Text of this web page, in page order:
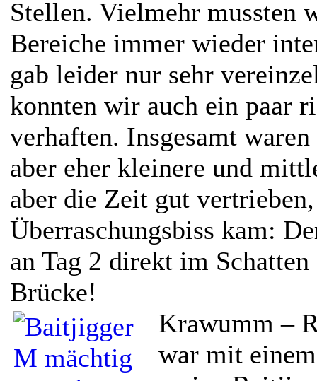
Stellen. Vielmehr mussten
Bereiche immer wieder
gab leider nur sehr
konnten wir auch ein paar
verhaften. Insgesamt
aber eher kleinere und
aber die Zeit gut
Überraschungsbiss kam:
an Tag 2 direkt im
Brücke!
Krawumm –
war mit